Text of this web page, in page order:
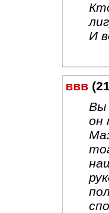
И
ввв
Вы
он